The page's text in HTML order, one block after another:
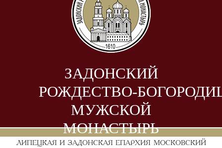
ЗАДОНСКИЙ
РОЖДЕСТВО-
МУЖСКОЙ
МОНАСТЫРЬ
ЛИПЕЦКАЯ И ЗАДОНСКАЯ ЕПАРХИЯ МОСКОВСКИЙ